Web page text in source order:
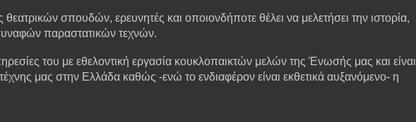
σπουδών, ερευνητές και οποιονδήποτε θέλει να μελετήσει την ιστορία,
παραστατικών τεχνών.
του με εθελοντική εργασία κουκλοπαικτών μελών της Ένωσής μας και είναι
μας στην Ελλάδα καθώς -ενώ το ενδιαφέρον είναι εκθετικά αυξανόμενο- η